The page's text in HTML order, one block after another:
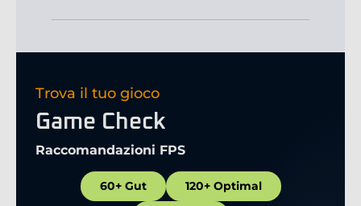
Trova il tuo gioco
Game Check
Raccomandazioni FPS
60+ Gut 120+ Optimal